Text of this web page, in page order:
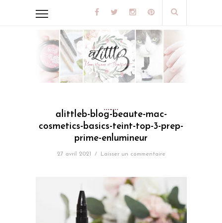
alittleb-blog-beaute-mac-
cosmetics-basics-teint-top-3-prep-
prime-enlumineur
27 avril 2021 / Laisser un commentaire